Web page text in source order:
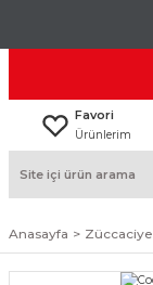
Favori
Ürünlerim
Anasayfa Züccaciye